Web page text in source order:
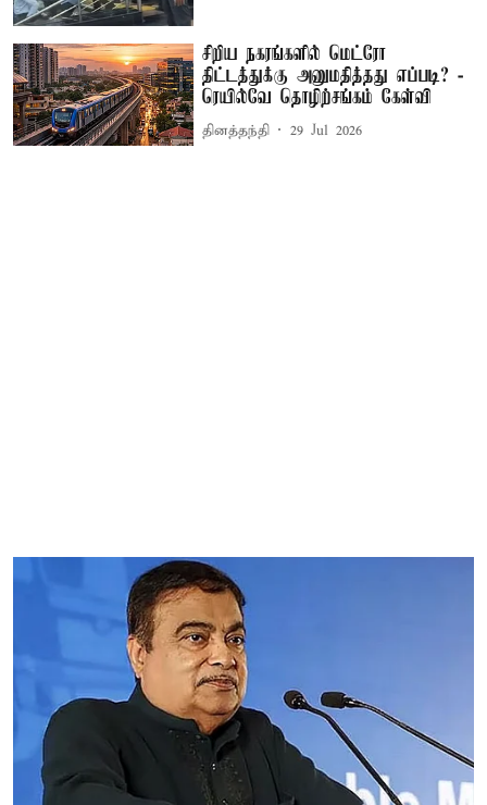
சிறிய நகரங்களில் மெட்ரோ
திட்டத்துக்கு அனுமதித்தது எப்படி? -
ரெயில்வே தொழிற்சங்கம் கேள்வி
தினத்தந்தி 29 Jul 2026